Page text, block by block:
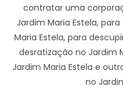
contratar uma
Jardim Maria Estela,
Maria Estela, para
desratização no Jardim
Jardim Maria Estela e
no